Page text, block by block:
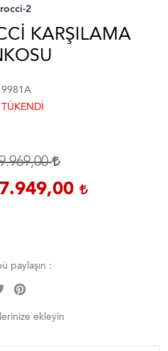
2
KARŞILAMA
9981A
TÜKENDİ
7.949,00
paylaşın :
Twitter
ekleyin